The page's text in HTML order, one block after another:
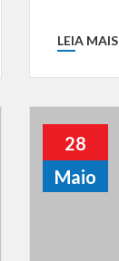
LEIA MAIS
28
Maio